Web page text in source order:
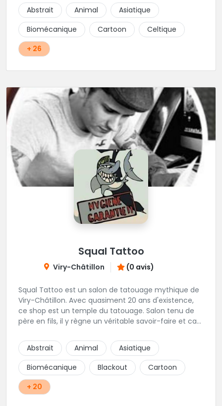
d'hygiène les plus strictes. Du new-school, du old
school, fantasy ou encore réaliste, Niko, Anthony,
Cody et les nombreux Guest seront adapter vos
idées en tatouages uniques et créatifs.
Abstrait Animal
Asiatique
Biomécanique
Cartoon
Celtique
+ 26
Squal Tattoo
Viry-Châtillon (0 avis)
Squal Tattoo est un salon de tatouage mythique de
Viry-Châtillon. Avec quasiment 20 ans d'existence,
ce shop est un temple du tatouage. Salon tenu de
père en fils, il y règne un véritable savoir-faire et ca
réalisés par les tatoueurs du shop. N'hésitez-plus,
Squal Tattoo est un véritable institution du tatouage
!!
Abstrait Animal
Asiatique
Biomécanique
Blackout
Cartoon
+ 20